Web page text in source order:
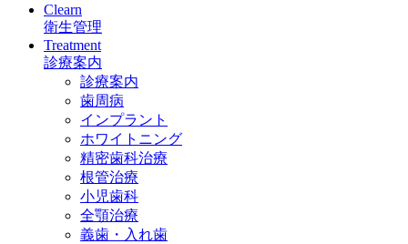
Clearn
衛生管理
Treatment
診療案内
診療案内
歯周病
インプラント
ホワイトニング
精密歯科治療
根管治療
小児歯科
全顎治療
義歯・入れ歯